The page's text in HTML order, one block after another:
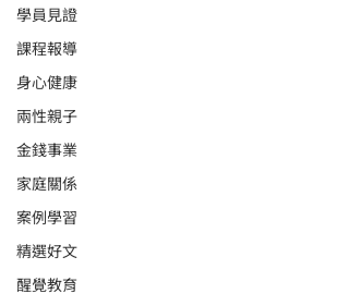
學員見證
課程報導
身心健康
兩性親子
金錢事業
家庭關係
案例學習
精選好文
醒覺教育